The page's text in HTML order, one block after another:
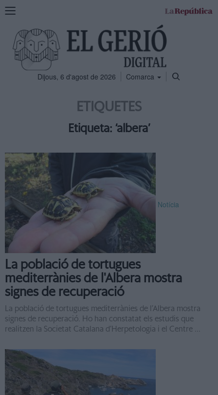
Mostra
navegació
Dijous, 6 d'agost de 2026 Comarca
ETIQUETES
Etiqueta: ‘albera’
Notícia
La població de tortugues
mediterrànies de l'Albera mostra
signes de recuperació
La població de tortugues mediterrànies de l’Albera mostra
signes de recuperació. Ho han constatat els estudis que
realitzen la Societat Catalana d’Herpetologia i el Centre ...